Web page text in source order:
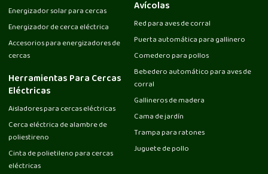
Energizador solar para cercas
Energizador de cerca eléctrica
Accesorios para energizadores de
cercas
Herramientas Para Cercas
Eléctricas
Aisladores para cercas eléctricas
Cerca eléctrica de alambre de
poliestireno
Cinta de polietileno para cercas
eléctricas
Avícolas
Red para aves de corral
Puerta automática para gallinero
Comedero para pollos
Bebedero automático para aves de
corral
Gallineros de madera
Cama de jardín
Trampa para ratones
Juguete de pollo